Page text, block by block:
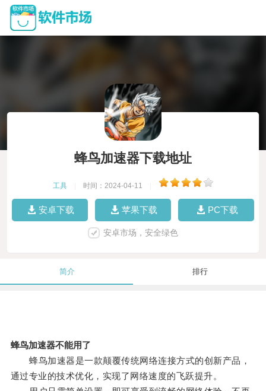
蜂鸟加速器下载地址
工具 时间：2024-04-11
安卓下载 苹果下载 PC下载
安卓市场，安全绿色
简介 排行
蜂鸟加速器不能用了
蜂鸟加速器是一款颠覆传统网络连接方式的创新产品，
通过专业的技术优化，实现了网络速度的飞跃提升。